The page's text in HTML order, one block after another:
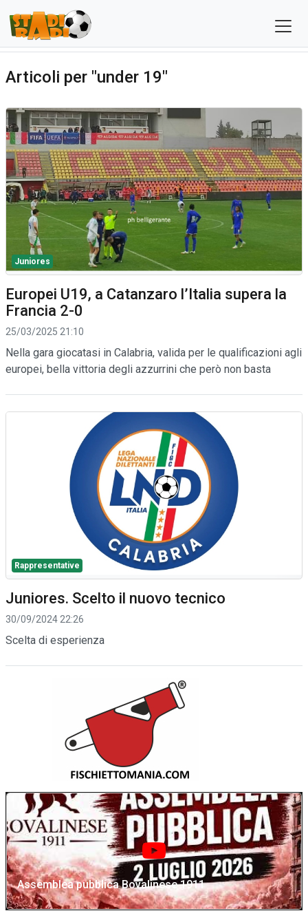
Articoli per "under 19"
Juniores
Europei U19, a Catanzaro l’Italia supera la
Francia 2-0
25/03/2025 21:10
Nella gara giocatasi in Calabria, valida per le qualificazioni agli
europei, bella vittoria degli azzurrini che però non basta
Rappresentative
Juniores. Scelto il nuovo tecnico
30/09/2024 22:26
Scelta di esperienza
Assemblea pubblica Bovalinese 1911